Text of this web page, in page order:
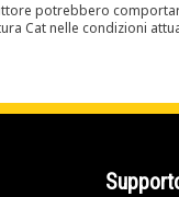
potrebbero
Cat nelle condizioni